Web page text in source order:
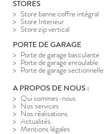
STORES
Store banne coffre intégral
Store Interieur
Store zip vertical
PORTE DE GARAGE
Porte de garage basculante
Porte de garage enroulable
Porte de garage sectionnelle
A PROPOS DE NOUS :
Qui sommes-nous
Nos services
Nos réalisations
Actualités
Mentions légales